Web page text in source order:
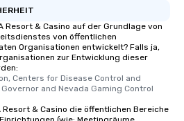
Resort & Casino auf der Grundlage von
von öffentlichen
Organisationen entwickelt? Falls ja,
zur Entwicklung dieser
Centers for Disease Control and
and Nevada Gaming Control
& Casino die öffentlichen Bereiche